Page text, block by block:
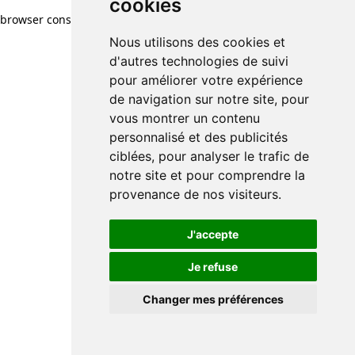
cookies
Nous utilisons des cookies et
d'autres technologies de suivi
pour améliorer votre expérience
de navigation sur notre site, pour
vous montrer un contenu
personnalisé et des publicités
ciblées, pour analyser le trafic de
notre site et pour comprendre la
provenance de nos visiteurs.
J'accepte
Je refuse
Changer mes préférences
browser console for more information)